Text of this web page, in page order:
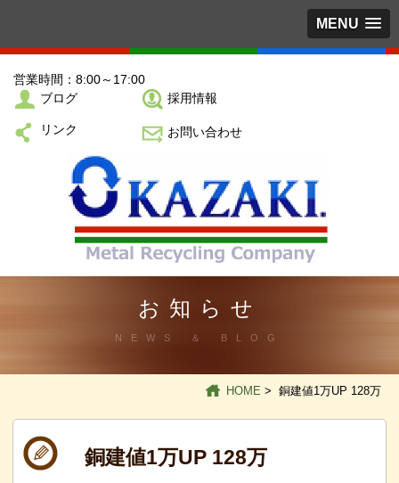
MENU
営業時間：8:00～17:00
ブログ
採用情報
リンク お問い合わせ
お知らせ
NEWS ＆ BLOG
HOME > 銅建値1万UP 128万
銅建値1万UP 128万